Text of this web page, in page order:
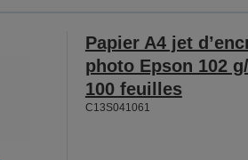
Papier A4 jet
photo Epson 102
100 feuilles
C13S041061